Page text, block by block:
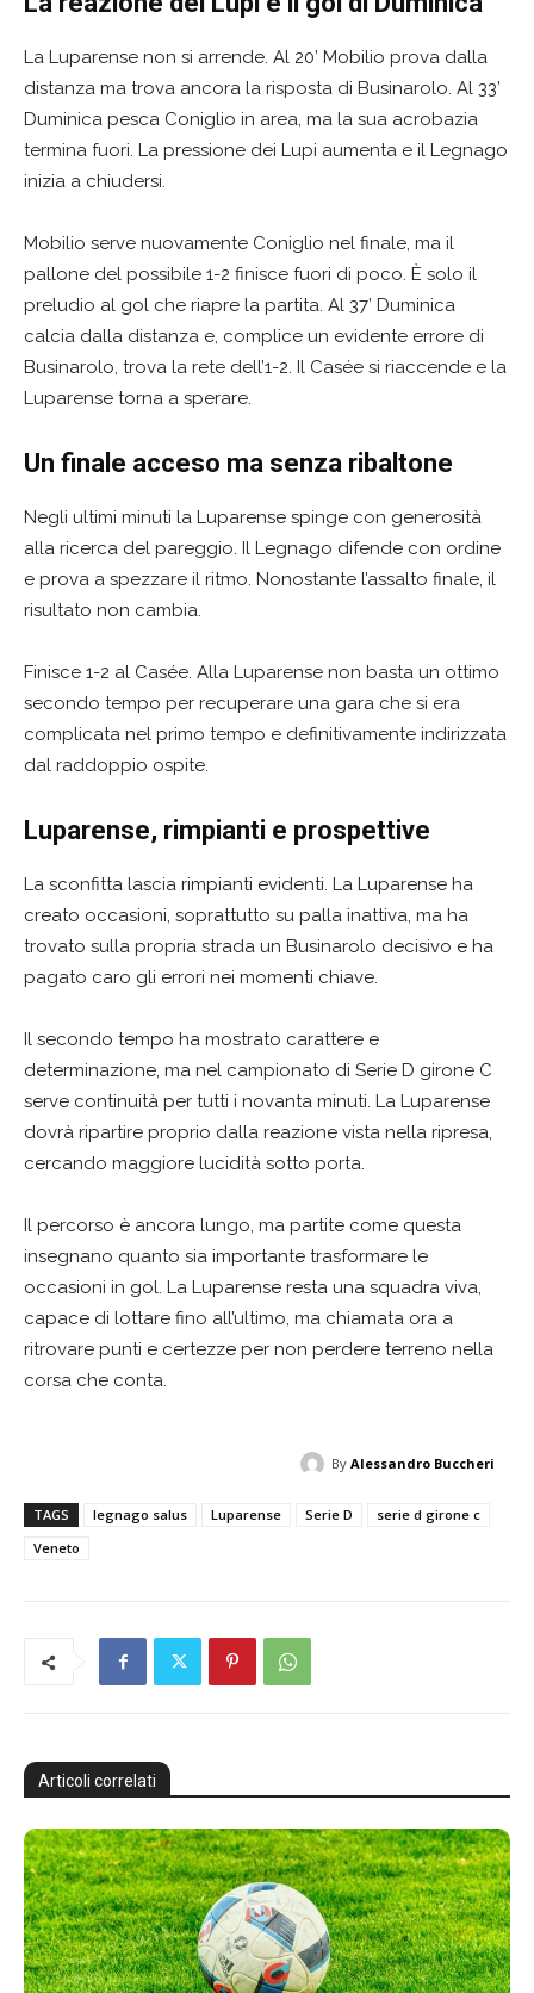
La Luparense non si arrende. Al 20’ Mobilio prova dalla
distanza ma trova ancora la risposta di Businarolo. Al 33’
Duminica pesca Coniglio in area, ma la sua acrobazia
termina fuori. La pressione dei Lupi aumenta e il Legnago
inizia a chiudersi.
Mobilio serve nuovamente Coniglio nel finale, ma il
pallone del possibile 1-2 finisce fuori di poco. È solo il
preludio al gol che riapre la partita. Al 37’ Duminica
calcia dalla distanza e, complice un evidente errore di
Businarolo, trova la rete dell’1-2. Il Casée si riaccende e la
Luparense torna a sperare.
Un finale acceso ma senza ribaltone
Negli ultimi minuti la Luparense spinge con generosità
alla ricerca del pareggio. Il Legnago difende con ordine
e prova a spezzare il ritmo. Nonostante l’assalto finale, il
risultato non cambia.
Finisce 1-2 al Casée. Alla Luparense non basta un ottimo
secondo tempo per recuperare una gara che si era
complicata nel primo tempo e definitivamente indirizzata
dal raddoppio ospite.
Luparense, rimpianti e prospettive
La sconfitta lascia rimpianti evidenti. La Luparense ha
creato occasioni, soprattutto su palla inattiva, ma ha
trovato sulla propria strada un Businarolo decisivo e ha
pagato caro gli errori nei momenti chiave.
Il secondo tempo ha mostrato carattere e
determinazione, ma nel campionato di Serie D girone C
serve continuità per tutti i novanta minuti. La Luparense
dovrà ripartire proprio dalla reazione vista nella ripresa,
cercando maggiore lucidità sotto porta.
Il percorso è ancora lungo, ma partite come questa
insegnano quanto sia importante trasformare le
occasioni in gol. La Luparense resta una squadra viva,
capace di lottare fino all’ultimo, ma chiamata ora a
ritrovare punti e certezze per non perdere terreno nella
corsa che conta.
By Alessandro Buccheri
TAGS legnago salus Luparense Serie D
serie d girone c
Veneto
Articoli correlati